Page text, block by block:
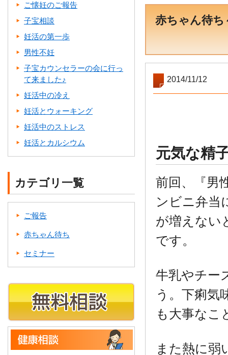
赤ちゃん待ち
2014/11/12
元気な精
前回、『男
ンビニ弁当
が増えない
です。
牛乳やチー
う。下痢気
も大事なこ
また熱に弱
ご懐妊のご報告
子宝相談
妊活の第一歩
男性不妊
子宝カウンセラーの会に行っ
て来ました♪
妊活中の冷え
妊活とウォーキング
妊活中のストレス
妊活とカルシウム
カテゴリ一覧
ご報告
赤ちゃん待ち
セミナー